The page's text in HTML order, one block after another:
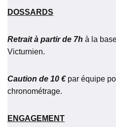
DOSSARDS
Retrait à partir de 7h à la
Victurnien.
Caution de 10 €par équipe
chronométrage.
ENGAGEMENT